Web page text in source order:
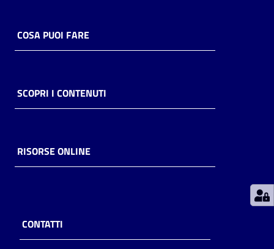
Piani
Decentrate
COSA PUOI FARE
SCOPRI I CONTENUTI
RISORSE ONLINE
CONTATTI